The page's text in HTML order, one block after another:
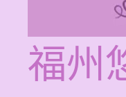
福州